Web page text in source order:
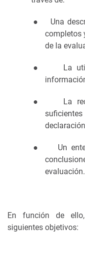
●
Una
completos
de la
●
La
●
La
●
Un
evaluación.
En función de
siguientes objetivos: